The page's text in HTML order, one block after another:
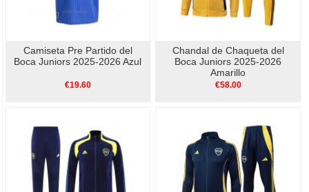
Camiseta Pre Partido del
Boca Juniors 2025-2026 Azul
€19.60
Chandal de Chaqueta del
Boca Juniors 2025-2026
Amarillo
€58.00